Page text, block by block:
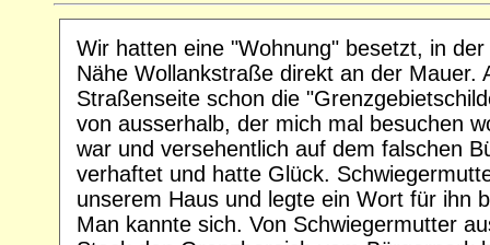
Wir hatten eine "Wohnung" besetzt, in
Nähe Wollankstraße direkt an der Mauer.
Straßenseite schon die
von ausserhalb, der mich mal besuchen
war und versehentlich auf dem falschen
verhaftet und hatte Glück.
unserem Haus und legte ein Wort für ihn
Man kannte sich. Von Schwiegermutter